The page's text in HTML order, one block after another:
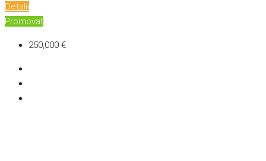
Detalii
Promovat
250,000 €